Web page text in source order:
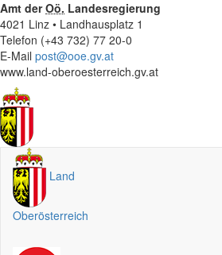
Amt derOö. Landesregierung
4021 Linz • Landhausplatz 1
Telefon (+43 732) 77 20-0
E-Mail post@ooe.gv.at
www.land-oberoesterreich.gv.at
Land
Oberösterreich